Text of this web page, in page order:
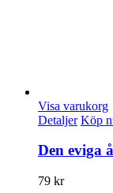
Visa varukorg
Detaljer Köp
Den eviga
79 kr